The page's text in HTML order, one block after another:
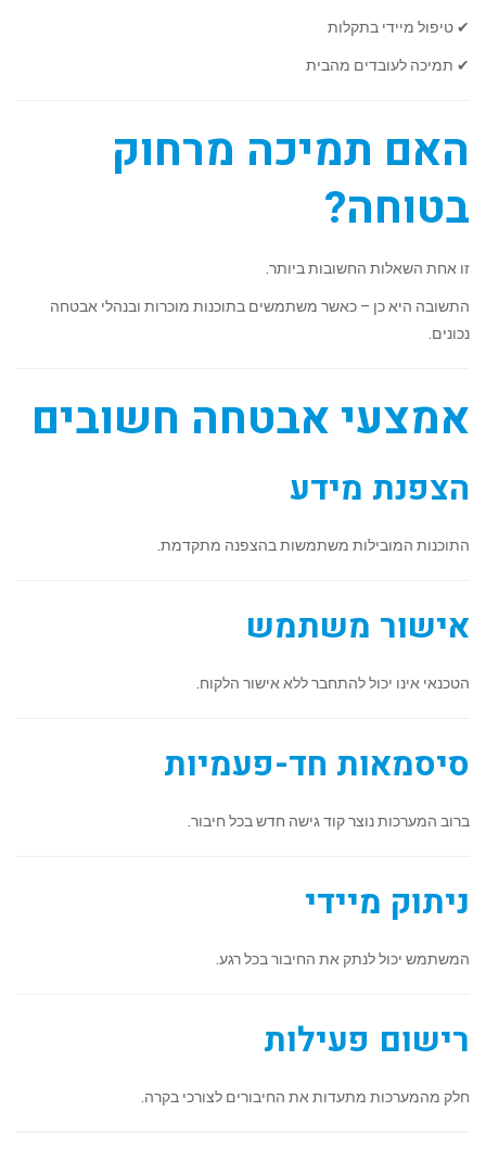
✔ טיפול מיידי בתקלות
✔ תמיכה לעובדים מהבית
האם תמיכה מרחוק
בטוחה?
זו אחת השאלות החשובות ביותר.
התשובה היא כן – כאשר משתמשים בתוכנות מוכרות ובנהלי אבטחה
נכונים.
אמצעי אבטחה חשובים
הצפנת מידע
התוכנות המובילות משתמשות בהצפנה מתקדמת.
אישור משתמש
הטכנאי אינו יכול להתחבר ללא אישור הלקוח.
סיסמאות חד-פעמיות
ברוב המערכות נוצר קוד גישה חדש בכל חיבור.
ניתוק מיידי
המשתמש יכול לנתק את החיבור בכל רגע.
רישום פעילות
חלק מהמערכות מתעדות את החיבורים לצורכי בקרה.